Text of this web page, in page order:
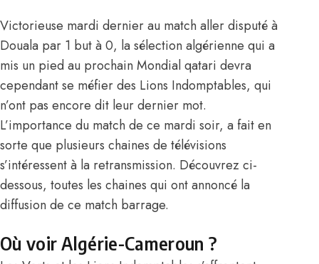
Victorieuse mardi dernier au match aller disputé à
Douala par 1 but à 0, la sélection algérienne qui a
mis un pied au prochain Mondial qatari devra
cependant se méfier des Lions Indomptables, qui
n’ont pas encore dit leur dernier mot.
L’importance du match de ce mardi soir, a fait en
sorte que plusieurs chaines de télévisions
s’intéressent à la retransmission. Découvrez ci-
dessous, toutes les chaines qui ont annoncé la
diffusion de ce match barrage.
Où voir Algérie-Cameroun ?